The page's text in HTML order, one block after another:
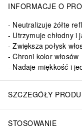
INFORMACJE O
Neutralizuje żółte
Utrzymuje chłodny i
Zwiększa połysk
Chroni kolor włosów
Nadaje miękkość i
SZCZEGÓŁY
STOSOWANIE